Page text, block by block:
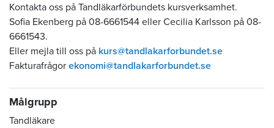
Kontakta oss på Tandläkarförbundets kursverksamhet.
Sofia Ekenberg på 08-6661544 eller Cecilia Karlsson på 08-
6661543.
Eller mejla till oss på kurs@tandlakarforbundet.se
Fakturafrågor ekonomi@tandlakarforbundet.se
Målgrupp
Tandläkare